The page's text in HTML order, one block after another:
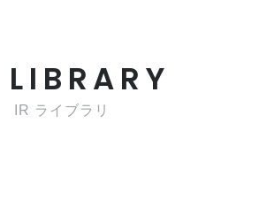
IR ライブラリ